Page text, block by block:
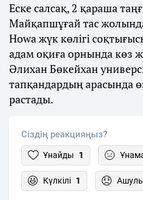
Еске салсақ, 2 қараша
Майқапшұғай тас
Howa жүк көлігі
адам оқиға орнында көз
Әлихан Бөкейхан
тапқандардың арасында
растады.
Сіздің реакцияңыз?
Ұнайды 1
Күлкілі 1